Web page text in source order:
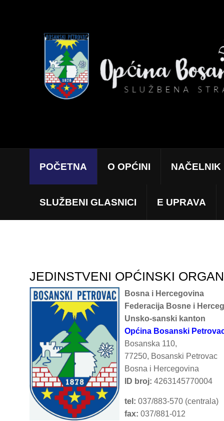
POČETNA O OPĆINI NAČELNIK
SLUŽBENI GLASNICI E UPRAVA
JEDINSTVENI OPĆINSKI
Bosna i Hercegovina
Federacija Bosne i
Unsko-sanski kanton
Općina Bosanski
Bosanska 110,
77250, Bosanski Petrovac
Bosna i Hercegovina
ID broj: 4263145770004
tel: 037/883-570 (centrala)
fax: 037/881-012